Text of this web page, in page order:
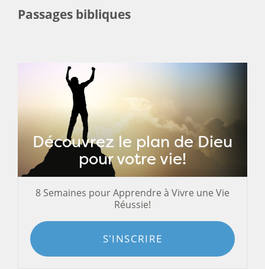
Passages bibliques
Découvrez le plan de Dieu
pour votre vie!
8 Semaines pour Apprendre à Vivre une Vie
Réussie!
S'INSCRIRE